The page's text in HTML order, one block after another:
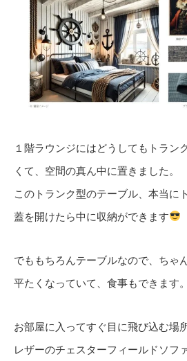
１階ラウンジにはどうしてもトラン
くて、空間の真ん中に置きました。
このトランク型のテーブル、本当に
蓋を開けたら中に収納ができます
でももちろんテーブルなので、ちゃ
平たくなっていて、食事もできます。
お部屋に入ってすぐ目に飛び込む場
レザーのチェスターフィールドソフ